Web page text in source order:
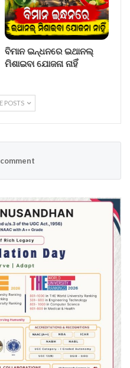
ବିମାନ ଇନ୍ଧନରେ ଇଥାନଲ୍
ମିଶାଇବା ଯୋଜନା ନାହିଁ
POSTS